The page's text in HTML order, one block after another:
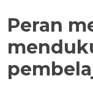
Peran